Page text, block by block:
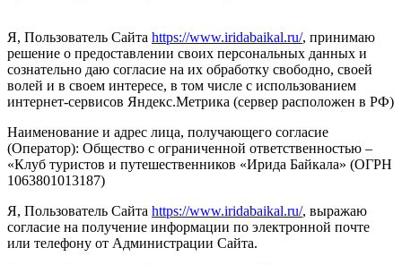
Я, Пользователь Сайта https://www.iridabaikal.ru/, принимаю
решение о предоставлении своих персональных данных и
сознательно даю согласие на их обработку свободно, своей
волей и в своем интересе, в том числе с использованием
интернет-сервисов Яндекс.Метрика (сервер расположен в РФ)
Наименование и адрес лица, получающего согласие
(Оператор): Общество с ограниченной ответственностью –
«Клуб туристов и путешественников «Ирида Байкала» (ОГРН
1063801013187)
Я, Пользователь Сайта https://www.iridabaikal.ru/, выражаю
согласие на получение информации по электронной почте
или телефону от Администрации Сайта.